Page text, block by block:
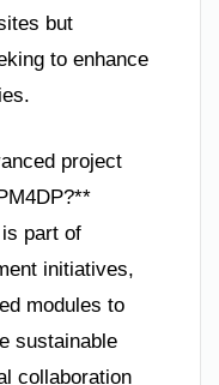
but
to enhance
project
part of
initiatives,
modules to
sustainable
collaboration